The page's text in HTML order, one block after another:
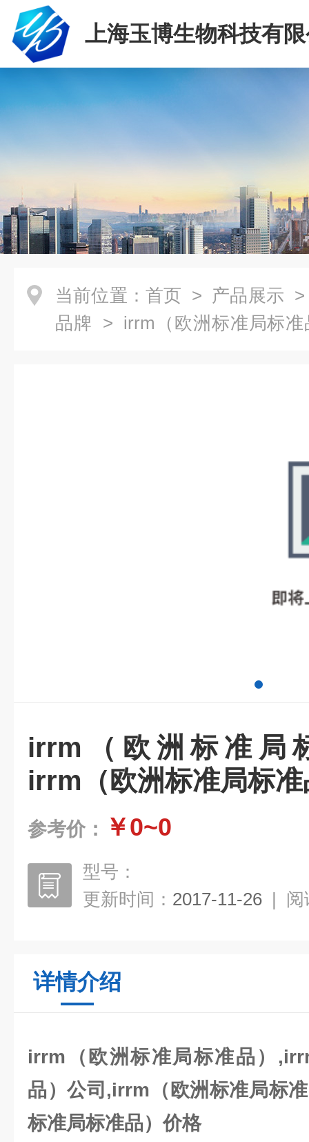
上海玉博生物科技有
当前位置： 首页 > 产品展示
品牌 > irrm（欧洲标准局标
irrm（欧洲标准局
irrm（欧洲标准局标
参考价： ￥0~0
型号：
更新时间： 2017-11-26 | 阅
详情介绍
irrm（欧洲标准局标准品）
品）公司,irrm（欧洲标准局标
标准局标准品）价格